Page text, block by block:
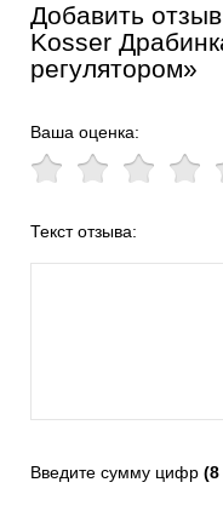
Добавить
Kosser
регулятором»
Ваша оценка:
Текст отзыва:
Введите сумму цифр (8